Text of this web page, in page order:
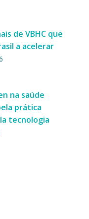
de VBHC que
a acelerar
na saúde
prática
tecnologia